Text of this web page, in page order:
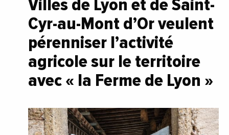
Villes de Lyon et de Saint-
Cyr-au-Mont d’Or veulent
pérenniser l’activité
agricole sur le territoire
avec « la Ferme de Lyon »